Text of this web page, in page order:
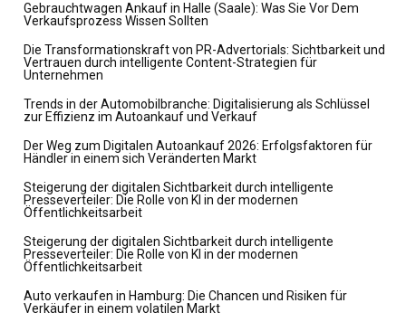
Gebrauchtwagen Ankauf in Halle (Saale): Was Sie Vor Dem
Verkaufsprozess Wissen Sollten
Die Transformationskraft von PR-Advertorials: Sichtbarkeit und
Vertrauen durch intelligente Content-Strategien für
Unternehmen
Trends in der Automobilbranche: Digitalisierung als Schlüssel
zur Effizienz im Autoankauf und Verkauf
Der Weg zum Digitalen Autoankauf 2026: Erfolgsfaktoren für
Händler in einem sich Veränderten Markt
Steigerung der digitalen Sichtbarkeit durch intelligente
Presseverteiler: Die Rolle von KI in der modernen
Öffentlichkeitsarbeit
Steigerung der digitalen Sichtbarkeit durch intelligente
Presseverteiler: Die Rolle von KI in der modernen
Öffentlichkeitsarbeit
Auto verkaufen in Hamburg: Die Chancen und Risiken für
Verkäufer in einem volatilen Markt